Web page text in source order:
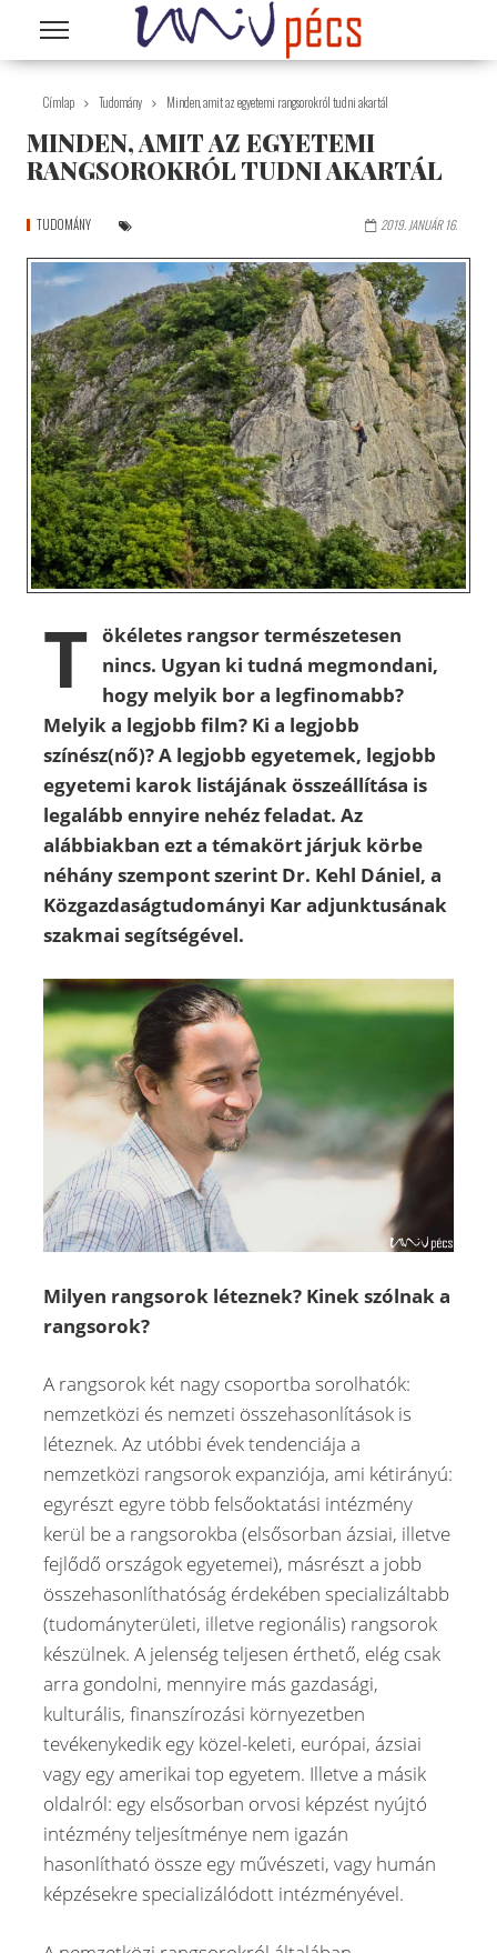
Ugrás a tartalomra
Címlap Tudomány Minden, amit az egyetemi rangsorokról tudni akartál
MINDEN, AMIT AZ EGYETEMI
RANGSOROKRÓL TUDNI AKARTÁL
TUDOMÁNY 2019. JANUÁR 16.
T ökéletes rangsor természetesen
nincs. Ugyan ki tudná megmondani,
hogy melyik bor a legfinomabb?
Melyik a legjobb film? Ki a legjobb
színész(nő)? A legjobb egyetemek, legjobb
egyetemi karok listájának összeállítása is
legalább ennyire nehéz feladat. Az
alábbiakban ezt a témakört járjuk körbe
néhány szempont szerint Dr. Kehl Dániel, a
Közgazdaságtudományi Kar adjunktusának
szakmai segítségével.
Milyen rangsorok léteznek? Kinek szólnak a
rangsorok?
A rangsorok két nagy csoportba sorolhatók:
nemzetközi és nemzeti összehasonlítások is
léteznek. Az utóbbi évek tendenciája a
nemzetközi rangsorok expanziója, ami kétirányú:
egyrészt egyre több felsőoktatási intézmény
kerül be a rangsorokba (elsősorban ázsiai, illetve
fejlődő országok egyetemei), másrészt a jobb
összehasonlíthatóság érdekében specializáltabb
(tudományterületi, illetve regionális) rangsorok
készülnek. A jelenség teljesen érthető, elég csak
arra gondolni, mennyire más gazdasági,
kulturális, finanszírozási környezetben
tevékenykedik egy közel-keleti, európai, ázsiai
vagy egy amerikai top egyetem. Illetve a másik
oldalról: egy elsősorban orvosi képzést nyújtó
intézmény teljesítménye nem igazán
hasonlítható össze egy művészeti, vagy humán
képzésekre specializálódott intézményével.